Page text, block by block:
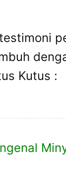
Kutus :